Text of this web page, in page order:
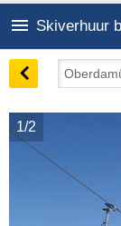
Skiverhuur
1/2